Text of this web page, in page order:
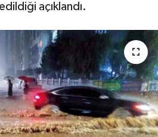
açıklandı.